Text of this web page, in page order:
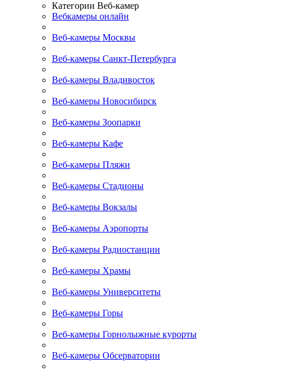
Категории Веб-камер
Вебкамеры онлайн
Веб-камеры Москвы
Веб-камеры Санкт-Петербурга
Веб-камеры Владивосток
Веб-камеры Новосибирск
Веб-камеры Зоопарки
Веб-камеры Кафе
Веб-камеры Пляжи
Веб-камеры Стадионы
Веб-камеры Вокзалы
Веб-камеры Аэропорты
Веб-камеры Радиостанции
Веб-камеры Храмы
Веб-камеры Университеты
Веб-камеры Горы
Веб-камеры Горнолыжные курорты
Веб-камеры Обсерватории